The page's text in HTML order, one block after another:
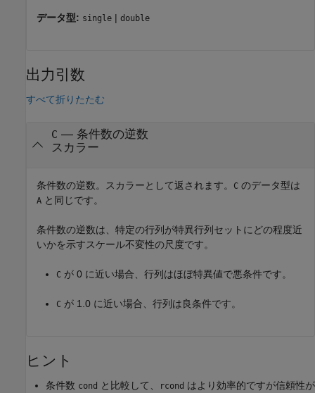
データ型: single | double
出力引数
すべて折りたたむ
C — 条件数の逆数
スカラー
条件数の逆数。スカラーとして返されます。 C のデータ型は
A と同じです。
条件数の逆数は、特定の行列が特異行列セットにどの程度近
いかを示すスケール不変性の尺度です。
C が 0 に近い場合、行列はほぼ特異値で悪条件です。
C が 1.0 に近い場合、行列は良条件です。
ヒント
条件数 cond と比較して、 rcond はより効率的ですが信頼性が